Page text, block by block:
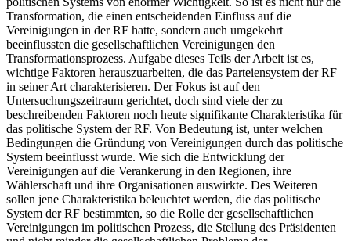
Transformation, die einen entscheidenden Einfluss auf die
Vereinigungen in der RF hatte, sondern auch umgekehrt
beeinflussten die gesellschaftlichen Vereinigungen den
Transformationsprozess. Aufgabe dieses Teils der Arbeit ist es,
wichtige Faktoren herauszuarbeiten, die das Parteiensystem der RF
in seiner Art charakterisieren. Der Fokus ist auf den
Untersuchungszeitraum gerichtet, doch sind viele der zu
beschreibenden Faktoren noch heute signifikante Charakteristika für
das politische System der RF. Von Bedeutung ist, unter welchen
Bedingungen die Gründung von Vereinigungen durch das politische
System beeinflusst wurde. Wie sich die Entwicklung der
Vereinigungen auf die Verankerung in den Regionen, ihre
Wählerschaft und ihre Organisationen auswirkte. Des Weiteren
sollen jene Charakteristika beleuchtet werden, die das politische
System der RF bestimmten, so die Rolle der gesellschaftlichen
Vereinigungen im politischen Prozess, die Stellung des Präsidenten